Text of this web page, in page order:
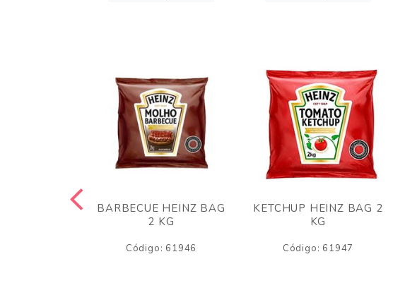
BARBECUE HEINZ BAG
2 KG
Código: 61946
KETCHUP HEINZ BAG 2
KG
Código: 61947